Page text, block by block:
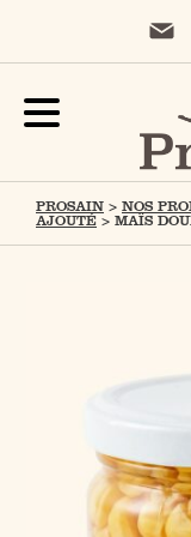
PROSAIN > NOS
AJOUTÉ > MAÏS